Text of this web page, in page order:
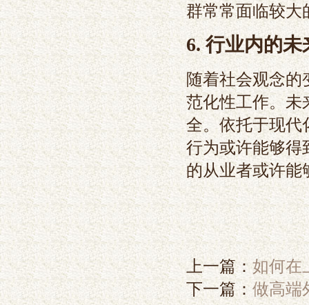
群常常面临较大
6. 行业内的未
随着社会观念的
范化性工作。未
全。依托于现代
行为或许能够得
的从业者或许能
上一篇：如何在
下一篇：做高端